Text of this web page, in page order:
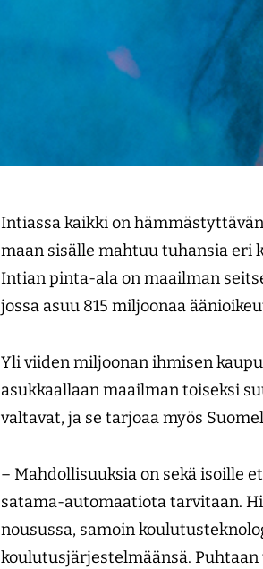
Intiassa kaikki on
maan sisälle mahtuu tuhansia eri
Intian pinta-ala on maailman
jossa asuu 815 miljoonaa
Yli viiden miljoonan ihmisen
asukkaallaan maailman toiseksi
valtavat, ja se tarjoaa myös
– Mahdollisuuksia on sekä isoille
satama-automaatiota tarvitaan.
nousussa, samoin
koulutusjärjestelmäänsä.